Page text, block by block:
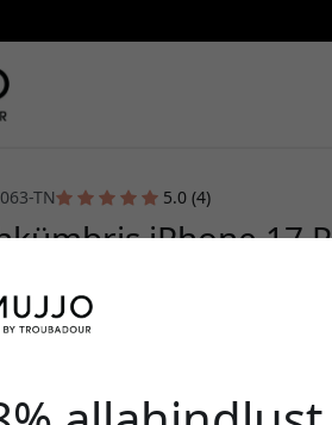
TN 5.0 (4)
iPhone 17
kaameratoe